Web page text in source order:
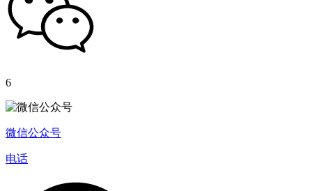
6
微信公众号
电话